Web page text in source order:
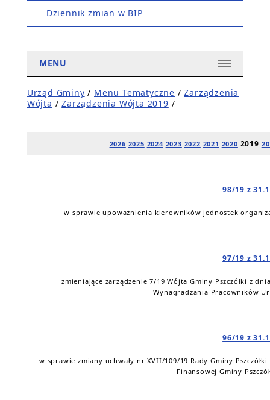
Dziennik zmian w BIP
MENU
Urząd Gminy / Menu Tematyczne /Zarządzenia
Wójta /Zarządzenia Wójta 2019 /
2026 2025 2024 2023 2022 2021 2020 2019
98/19 z
w sprawie upoważnienia kierowników jednostek
97/19 z
zmieniające zarządzenie 7/19 Wójta Gminy Pszczółki z
Wynagradzania Pracowników
96/19 z
w sprawie zmiany uchwały nr XVII/109/19 Rady Gminy
Finansowej Gminy